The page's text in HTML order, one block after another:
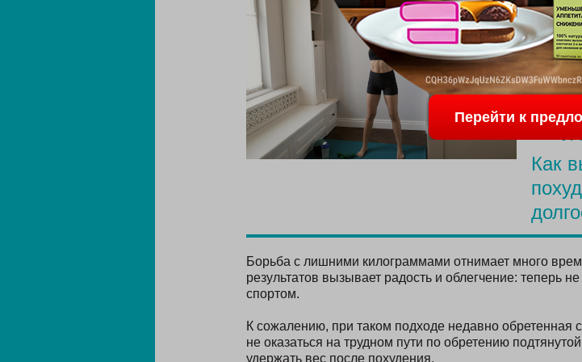
Меню
Как
Борьба с лишними килограммами отнимает много
результатов вызывает радость и облегчение: теперь
спортом.
К сожалению, при таком подходе недавно обретенная
не оказаться на трудном пути по обретению
удержать вес после похудения.
Перейти к